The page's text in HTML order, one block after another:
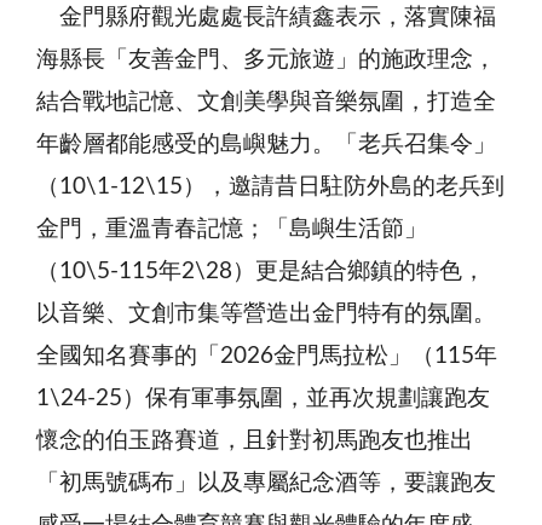
金門縣府觀光處處長許績鑫表示，落實陳福
海縣長「友善金門、多元旅遊」的施政理念，
結合戰地記憶、文創美學與音樂氛圍，打造全
年齡層都能感受的島嶼魅力。「老兵召集令」
（10\1-12\15），邀請昔日駐防外島的老兵到
金門，重溫青春記憶；「島嶼生活節」
（10\5-115年2\28）更是結合鄉鎮的特色，
以音樂、文創市集等營造出金門特有的氛圍。
全國知名賽事的「2026金門馬拉松」（115年
1\24-25）保有軍事氛圍，並再次規劃讓跑友
懷念的伯玉路賽道，且針對初馬跑友也推出
「初馬號碼布」以及專屬紀念酒等，要讓跑友